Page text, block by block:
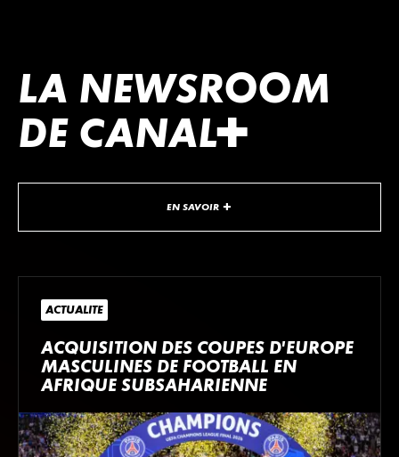
LA NEWSROOM
DE CANAL+
EN SAVOIR +
ACTUALITÉ
ACQUISITION DES COUPES D'EUROPE
MASCULINES DE FOOTBALL EN
AFRIQUE SUBSAHARIENNE